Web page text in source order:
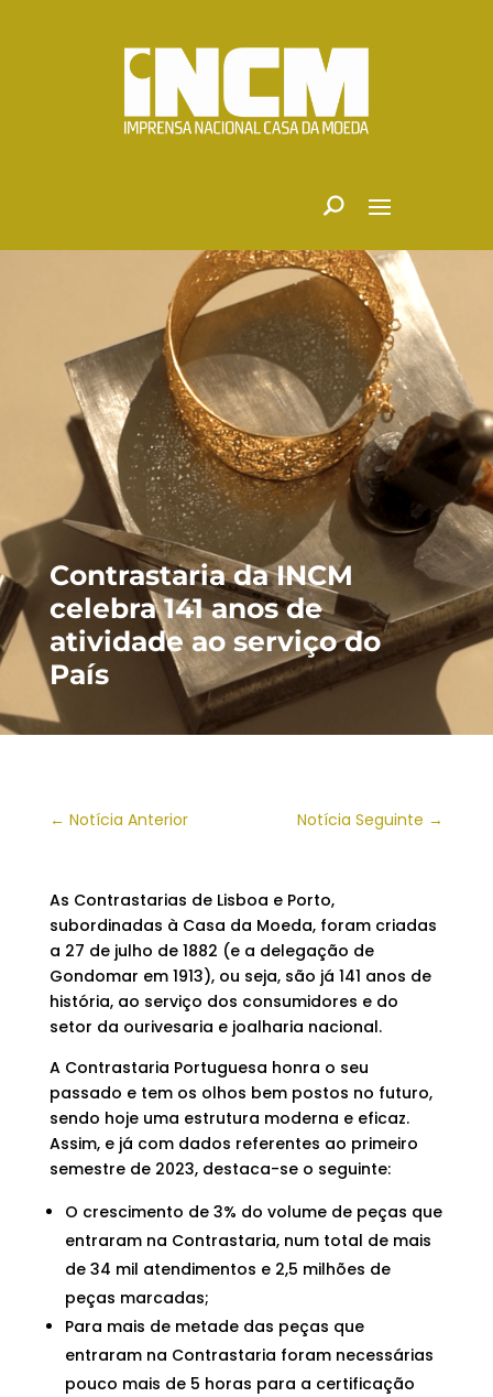
Contrastaria da INCM
celebra 141 anos de
atividade ao serviço do
País
← Notícia Anterior Notícia Seguinte →
As Contrastarias de Lisboa e Porto,
subordinadas à Casa da Moeda, foram criadas
a 27 de julho de 1882 (e a delegação de
Gondomar em 1913), ou seja, são já 141 anos de
história, ao serviço dos consumidores e do
setor da ourivesaria e joalharia nacional.
A Contrastaria Portuguesa honra o seu
passado e tem os olhos bem postos no futuro,
sendo hoje uma estrutura moderna e eficaz.
Assim, e já com dados referentes ao primeiro
semestre de 2023, destaca-se o seguinte:
O crescimento de 3% do volume de peças que
entraram na Contrastaria, num total de mais
de 34 mil atendimentos e 2,5 milhões de
peças marcadas;
Para mais de metade das peças que
entraram na Contrastaria foram necessárias
pouco mais de 5 horas para a certificação